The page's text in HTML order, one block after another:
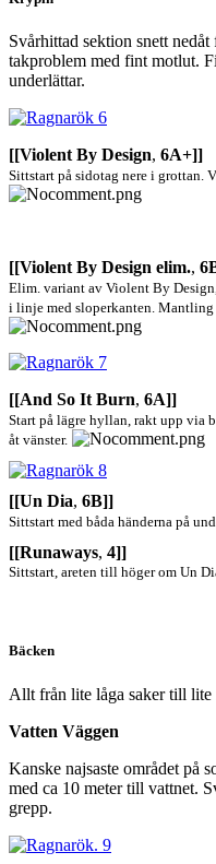
Svårhittad sektion snett
takproblem med fint motlut.
underlättar.
[[Violent By Design, 6A+]]
Sittstart på sidotag nere i grottan.
[[Violent By Design elim.,
Elim. variant av Violent By
i linje med sloperkanten.
[[And So It Burn, 6A]]
Start på lägre hyllan, rakt upp via
åt vänster.
[[Un Dia, 6B]]
Sittstart med båda händerna på
[[Runaways, 4]]
Sittstart, areten till höger om Un
Bäcken
Allt från lite låga saker till lite
Vatten Väggen
Kanske najsaste området på
med ca 10 meter till vattnet.
grepp.